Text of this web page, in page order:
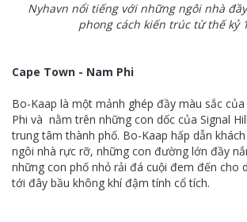
Nyhavn nổi tiếng với những ngôi nhà
phong cách kiến trúc từ thế kỷ
Cape Town - Nam Phi
Bo-Kaap là một mảnh ghép đầy màu sắc
Phi và nằm trên những con dốc của Signal
trung tâm thành phố. Bo-Kaap hấp dẫn
ngôi nhà rực rỡ, những con đường lớn đầy
những con phố nhỏ rải đá cuội đem đến cho
tới đây bầu không khí đậm tính cổ tích.